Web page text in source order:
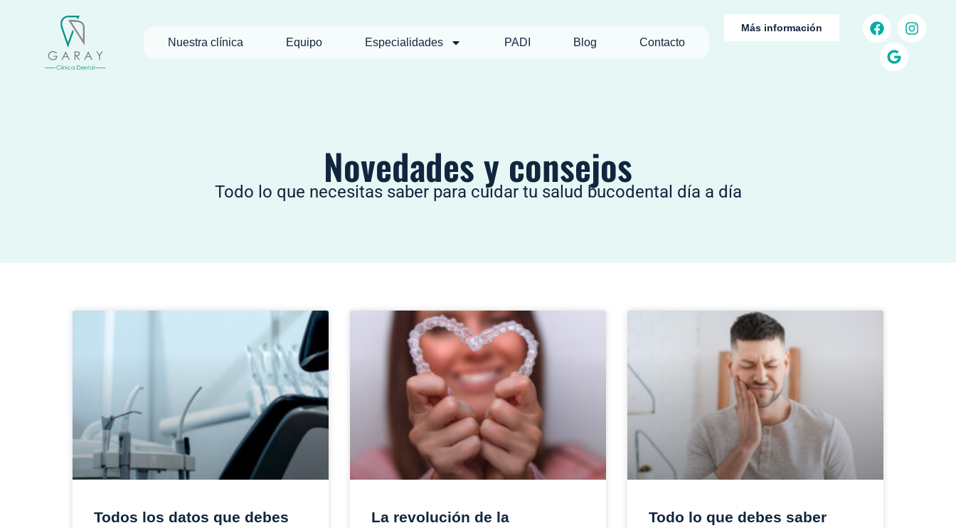
Nuestra clínica Equipo Especialidades PADI Blog Contacto
Más información
Novedades y consejos
Todo lo que necesitas saber para cuidar tu salud bucodental día a día
Todos los datos que debes
La revolución de la
Todo lo que debes saber